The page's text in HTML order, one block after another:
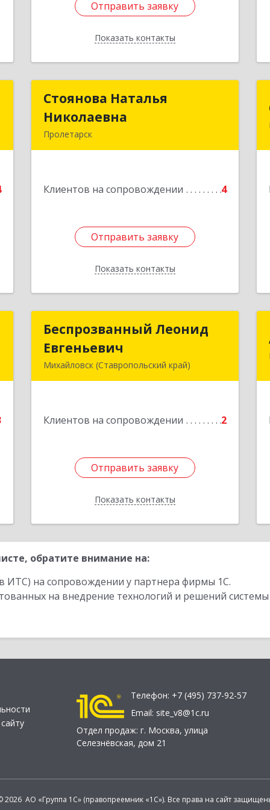
Отправить заявку
Показать контакты
Отправить заявку
Назад
Стоянова Наталья
Николаевна
Пролетарск
Клиентов на сопровождении 4
Отправить заявку
Показать контакты
Стоянова Наталья
Отправить заявку
Назад
Беспрозванный Леонид
Евгеньевич
Михайловск (Ставропольский край)
Клиентов на сопровождении 2
Отправить заявку
Показать контакты
Беспрозванный Леонид
Отправить заявку
Назад
обратите внимание на:
ИТС) на сопровождении у партнера фирмы 1С.
на внедрение технологий и решений
Телефон: +7 (495) 737-92-57
Email: site_v8@1c.ru
Отдел продаж: г. Москва, улица
Селезнёвская, дом 21
2026 АО «Группа 1С» (правопреемник «1С»). Все права на сайт